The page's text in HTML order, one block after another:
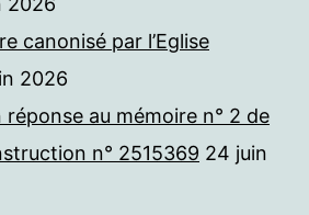
canonisé par l’Eglise
2026
réponse au mémoire n° 2 de
n° 2515369 24 juin